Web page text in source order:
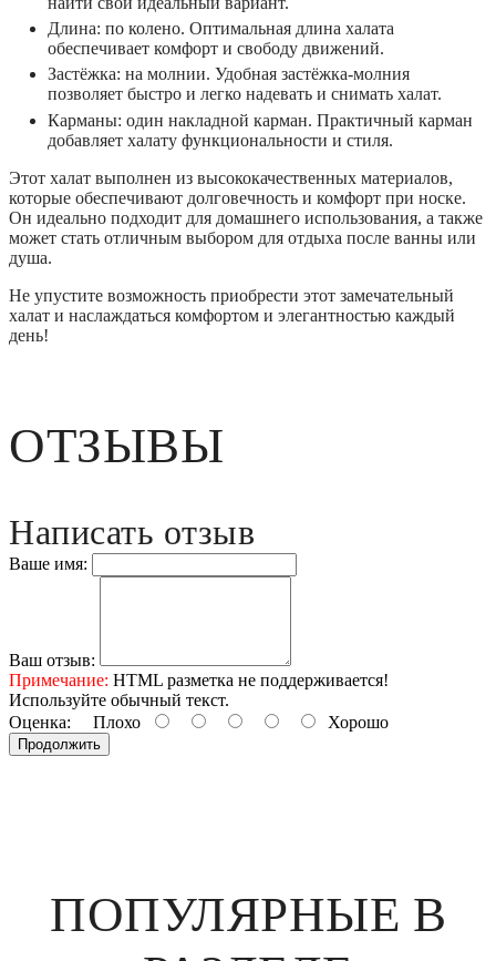
Длина: по колено. Оптимальная длина халата
обеспечивает комфорт и свободу движений.
Застёжка: на молнии. Удобная застёжка-молния
позволяет быстро и легко надевать и снимать халат.
Карманы: один накладной карман. Практичный карман
добавляет халату функциональности и стиля.
Этот халат выполнен из высококачественных материалов,
которые обеспечивают долговечность и комфорт при носке.
Он идеально подходит для домашнего использования, а также
может стать отличным выбором для отдыха после ванны или
душа.
Не упустите возможность приобрести этот замечательный
халат и наслаждаться комфортом и элегантностью каждый
день!
ОТЗЫВЫ
Написать отзыв
Ваше имя:
Ваш отзыв:
Примечание: HTML разметка не поддерживается!
Используйте обычный текст.
Оценка: Плохо Хорошо
Продолжить
ПОПУЛЯРНЫЕ В